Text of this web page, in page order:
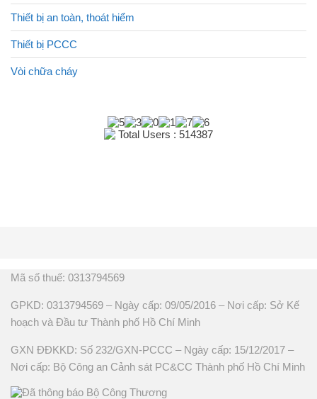
Thiết bị an toàn, thoát hiểm
Thiết bị PCCC
Vòi chữa cháy
Total Users : 514387
Mã số thuế: 0313794569
GPKD: 0313794569 – Ngày cấp: 09/05/2016 – Nơi cấp: Sở Kế
hoạch và Đầu tư Thành phố Hồ Chí Minh
GXN ĐĐKKD: Số 232/GXN-PCCC – Ngày cấp: 15/12/2017 –
Nơi cấp: Bộ Công an Cảnh sát PC&CC Thành phố Hồ Chí Minh